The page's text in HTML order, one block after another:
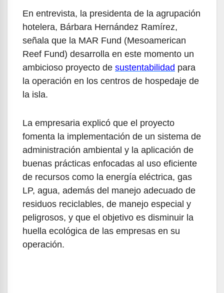
En entrevista, la presidenta de la agrupación
hotelera, Bárbara Hernández Ramírez,
señala que la MAR Fund (Mesoamerican
Reef Fund) desarrolla en este momento un
ambicioso proyecto de sustentabilidad para
la operación en los centros de hospedaje de
la isla.
La empresaria explicó que el proyecto
fomenta la implementación de un sistema de
administración ambiental y la aplicación de
buenas prácticas enfocadas al uso eficiente
de recursos como la energía eléctrica, gas
LP, agua, además del manejo adecuado de
residuos reciclables, de manejo especial y
peligrosos, y que el objetivo es disminuir la
huella ecológica de las empresas en su
operación.